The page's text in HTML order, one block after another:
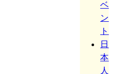
ベ
ン
ト
日
本
人